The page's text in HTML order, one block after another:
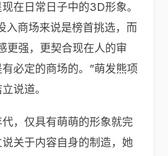
在日常日子中的3D形象。
入商场来说是榜首挑选，而
更强，更契合现在人的审
必定的商场的。”萌发熊项
说道。
，仅具有萌萌的形象就完
关于内容自身的制造，她